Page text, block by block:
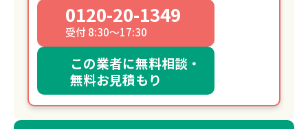
0120-20-1349
受付 8:30～17:30
この業者に無料相談・
無料お見積もり